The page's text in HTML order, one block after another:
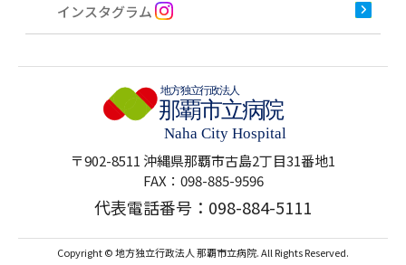
インスタグラム
〒902-8511 沖縄県那覇市古島2丁目31番地1
FAX：098-885-9596
代表電話番号： 098-884-5111
Copyright © 地方独立行政法人 那覇市立病院. All Rights Reserved.